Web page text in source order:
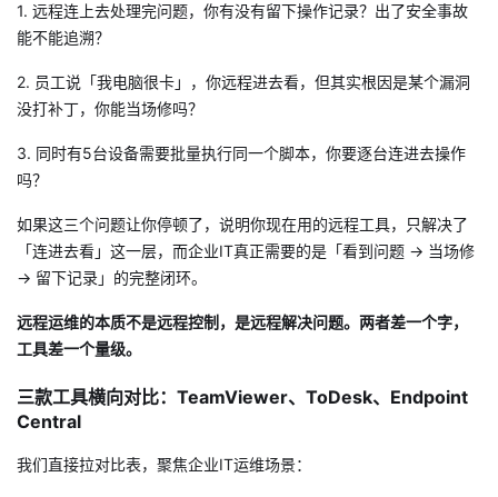
子
直
播
的
活
我
的
我
开
发
学
堂
我
的
Programs
我
的
支
持
我
的
我
1. 远程连上去处理完问题，你有没有留下操作记录？出了安全事故
能不能追溯？
2. 员工说「我电脑很卡」，你远程进去看，但其实根因是某个漏洞
没打补丁，你能当场修吗？
3. 同时有5台设备需要批量执行同一个脚本，你要逐台连进去操作
吗？
如果这三个问题让你停顿了，说明你现在用的远程工具，只解决了
「连进去看」这一层，而企业IT真正需要的是「看到问题 → 当场修
→ 留下记录」的完整闭环。
远程运维的本质不是远程控制，是远程解决问题。两者差一个字，
工具差一个量级。
三款工具横向对比：TeamViewer、ToDesk、Endpoint
Central
我们直接拉对比表，聚焦企业IT运维场景：